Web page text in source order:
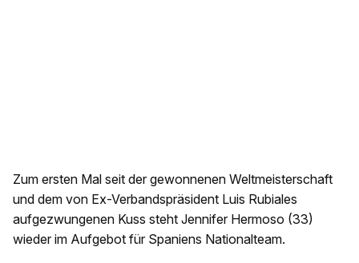
Zum ersten Mal seit der gewonnenen Weltmeisterschaft
und dem von Ex-Verbandspräsident Luis Rubiales
aufgezwungenen Kuss steht Jennifer Hermoso (33)
wieder im Aufgebot für Spaniens Nationalteam.